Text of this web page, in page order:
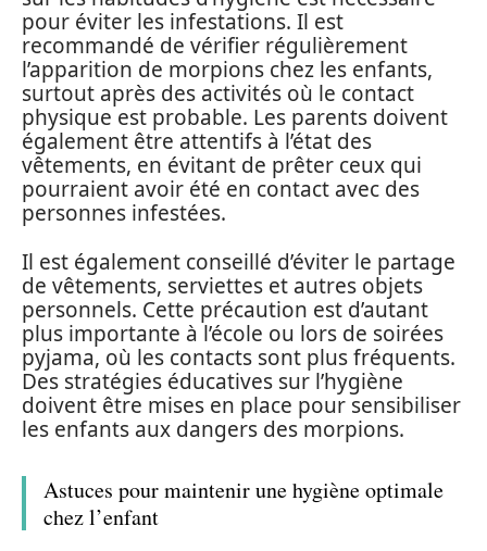
pour éviter les infestations. Il est
recommandé de vérifier régulièrement
l’apparition de morpions chez les enfants,
surtout après des activités où le contact
physique est probable. Les parents doivent
également être attentifs à l’état des
vêtements, en évitant de prêter ceux qui
pourraient avoir été en contact avec des
personnes infestées.
Il est également conseillé d’éviter le partage
de vêtements, serviettes et autres objets
personnels. Cette précaution est d’autant
plus importante à l’école ou lors de soirées
pyjama, où les contacts sont plus fréquents.
Des stratégies éducatives sur l’hygiène
doivent être mises en place pour sensibiliser
les enfants aux dangers des morpions.
Astuces pour maintenir une hygiène optimale
chez l’enfant